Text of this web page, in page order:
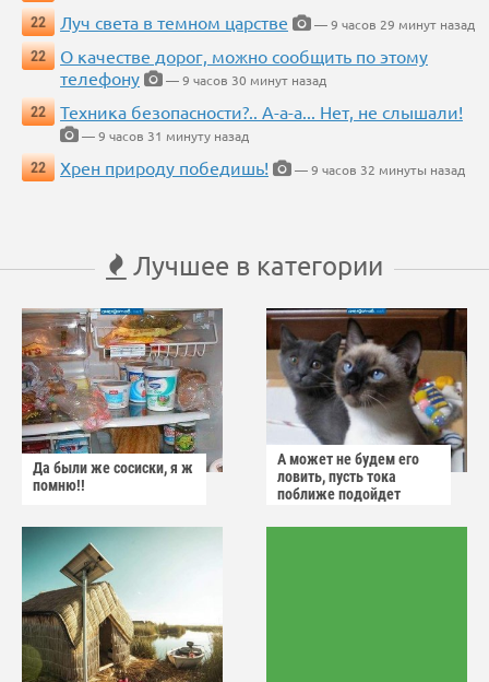
22
Луч света в темном царстве
— 9 часов 29 минут назад
22
О качестве дорог, можно сообщить по этому
телефону
— 9 часов 30 минут назад
22
Техника безопасности?.. А-а-а... Нет, не слышали!
— 9 часов 31 минуту назад
22
Хрен природу победишь! — 9 часов 32 минуты назад
Лучшее в категории
Да были же сосиски, я ж
помню!!
А может не будем его
ловить, пусть тока
поближе подойдет